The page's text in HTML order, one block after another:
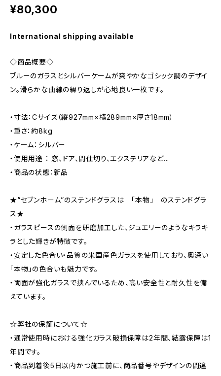
¥80,300
International shipping available
◇商品概要◇
ブルーのガラスとシルバーケームが爽やかなゴシック調のデザイ
ン。滑らかな曲線の繰り返しが心地良い一枚です。
・寸法：Cサイズ（縦927mm×横289mm×厚さ18mm）
・重さ：約8kg
・ケーム：シルバー
・使用用途 ： 窓、ドア、間仕切り、エクステリアなど...
・商品の状態：新品
★“セブンホーム”のステンドグラスは 「本物」 のステンドグラ
ス★
・ガラスピースの側面を研磨加工した、ジュエリーのようなキラキ
ラとした輝きが特徴です。
・安定した色合い・品質の米国産色ガラスを使用しており、奥深い
「本物」の色合いも魅力です。
・両面が強化ガラスで挟んでいるため、高い安全性と耐久性を備
えています。
☆弊社の保証について☆
・通常使用時における強化ガラス破損保障は2年間、結露保障は1
年間です。
・商品到着後5日以内かつ施工前に、商品番号やデザインの間違